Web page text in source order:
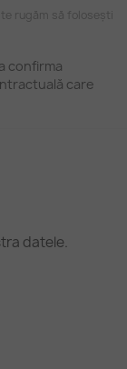
rugăm să folosești
confirma
care
datele.